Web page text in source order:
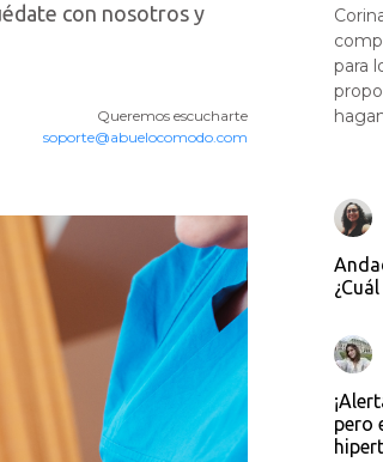
con nosotros y
Queremos escucharte
soporte@abuelocomodo.com
para
pero